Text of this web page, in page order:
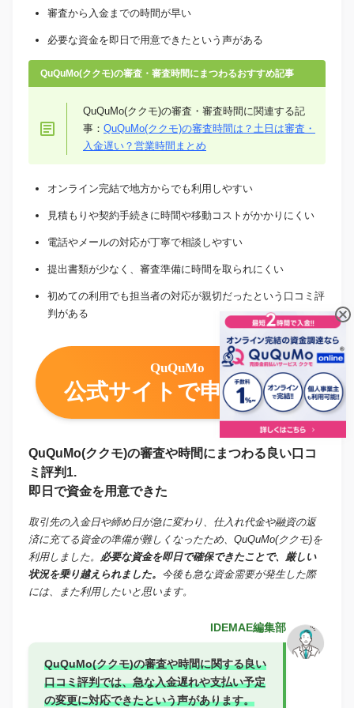
審査から入金までの時間が早い
必要な資金を即日で用意できたという声がある
QuQuMo(ククモ)の審査・審査時間にまつわるおすすめ記事
QuQuMo(ククモ)の審査・審査時間に関連する記
事： QuQuMo(ククモ)の審査時間は？土日は審査・
入金遅い？営業時間まとめ
オンライン完結で地方からでも利用しやすい
見積もりや契約手続きに時間や移動コストがかかりにくい
電話やメールの対応が丁寧で相談しやすい
提出書類が少なく、審査準備に時間を取られにくい
初めての利用でも担当者の対応が親切だったという口コミ評
判がある
QuQuMo
公式サイトで申し込む
QuQuMo(ククモ)の審査や時間にまつわる良い口コ
ミ評判1.
即日で資金を用意できた
取引先の入金日や締め日が急に変わり、仕入れ代金や融資の返
済に充てる資金の準備が難しくなったため、QuQuMo(ククモ)を
利用しました。 必要な資金を即日で確保できたことで、厳しい
状況を乗り越えられました。 今後も急な資金需要が発生した際
には、また利用したいと思います。
IDEMAE編集部
QuQuMo(ククモ)の審査や時間に関する良い
口コミ評判では、急な入金遅れや支払い予定
の変更に対応できたという声があります。